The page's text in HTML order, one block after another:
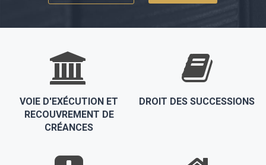
VOIE D'EXÉCUTION ET
RECOUVREMENT DE
CRÉANCES
DROIT DES SUCCESSIONS